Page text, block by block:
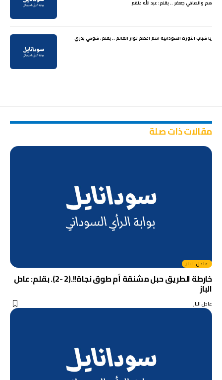
هم والصافي جعفر .. بقلم: عبد الله علقم
يا شباب الثورة السودانية انتم اعظم ثوار العالم .. بقلم: شوقي بدري
مقالات ذات صلة
عادل الباز
خارطة الطريق حبل مشنقة أم طوق نجاة!!.(2 -2). بقلم: عادل
الباز
عادل الباز